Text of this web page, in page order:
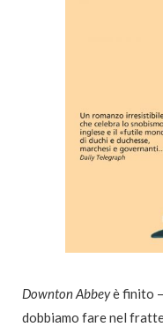
Downton Abbeyè finito –
dobbiamo fare nel